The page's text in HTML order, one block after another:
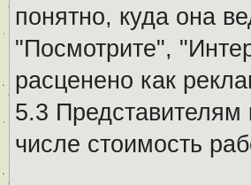
понятно, куда она
"Посмотрите",
расценено как
5.3
числе стоимость